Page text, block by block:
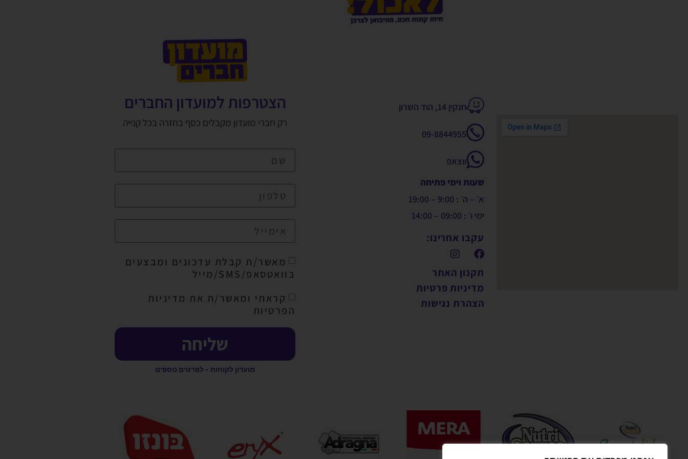
חנקין 14, הוד השרון
09-8844955
ווצאפ
שעות וימי פתיחה
א׳ – ה׳ : 9:00 – 19:00
ימי ו׳ : 09:00 – 14:00
עקבו אחרינו:
תקנון האתר
מדיניות פרטיות
הצהרת נגישות
הצטרפות למועדון החברים
רק חברי מועדון מקבלים כסף בחזרה בכל קנייה
מאשר/ת קבלת עדכונים ומבצעים
בוואטסאפ/SMS/מייל
קראתי ומאשר/ת את מדיניות
הפרטיות
שליחה
מועדון לקוחות - לפרטים נוספים